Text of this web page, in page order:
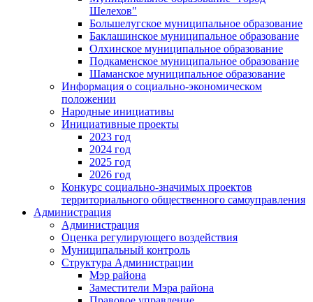
Шелехов"
Большелугское муниципальное образование
Баклашинское муниципальное образование
Олхинское муниципальное образование
Подкаменское муниципальное образование
Шаманское муниципальное образование
Информация о социально-экономическом
положении
Народные инициативы
Инициативные проекты
2023 год
2024 год
2025 год
2026 год
Конкурс социально-значимых проектов
территориального общественного самоуправления
Администрация
Администрация
Оценка регулирующего воздействия
Муниципальный контроль
Структура Администрации
Мэр района
Заместители Мэра района